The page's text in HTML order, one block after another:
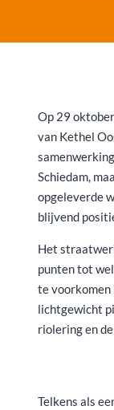
Op 29
van Kethel
Schiedam,
opgeleverde
blijvend
Het
punten tot
te voorkomen
lichtgewicht
riolering en
Telkens als